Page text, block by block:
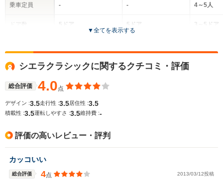
乗車定員
サイズ
(全長x全幅x全高)
-
5ドア
全高
-m
-m
-
5ドア
全高
4～5人
3～5ドア
全
▼全てを表示する
シエラクラシックに関するクチコミ・評価
総合評価 4.0点
デザイン :3.5走行性 :3.5 居住性 :3.5
積載性 :3.5運転しやすさ :3.5維持費 :-
評価の高いレビュー・評判
カッコいい
総合評価 4点 2013/03/12投稿